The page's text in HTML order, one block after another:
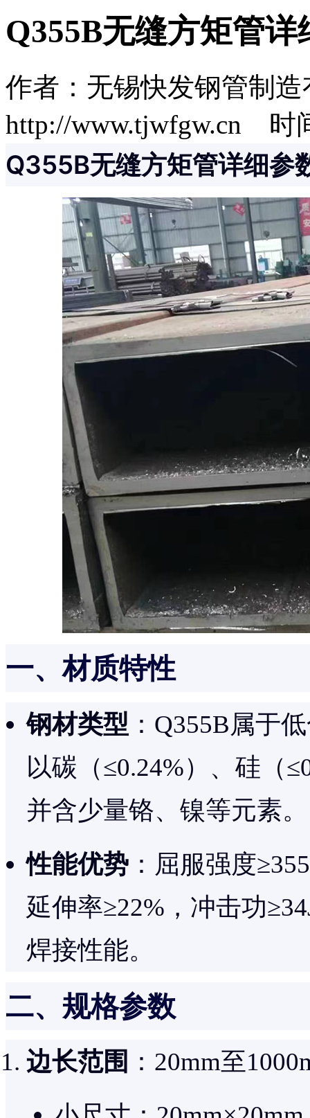
Q355B无缝方矩管详
作者：无锡快发钢管制
http://www.tjwfgw.cn 时
Q355B无缝方矩管详细参
一、材质特性
钢材类型 ：Q355B属于
以碳（≤0.24%）、硅（
并含少量铬、镍等元素。
性能优势 ：屈服强度
延伸率≥22%，冲击功
焊接性能。
二、规格参数
边长范围 ：20mm至